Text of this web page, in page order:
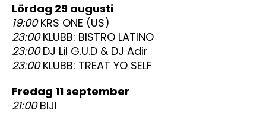
lördag 29 augusti
19:00KRS ONE (US)
23:00KLUBB: BISTRO LATINO
23:00DJ Lil G.U.D & DJ Adir
23:00KLUBB: TREAT YO SELF
fredag 11 september
21:00BIJI